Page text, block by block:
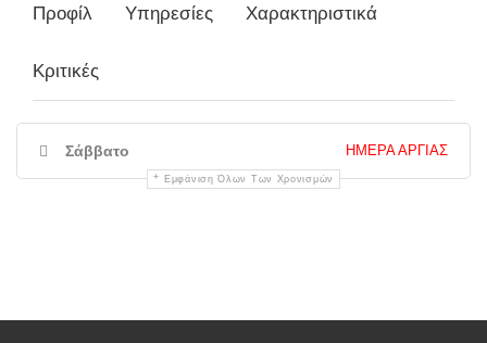
Προφίλ Υπηρεσίες Χαρακτηριστικά
Κριτικές
Σάββατο ΗΜΈΡΑ ΑΡΓΊΑΣ
Εμφάνιση Όλων Των Χρονισμών